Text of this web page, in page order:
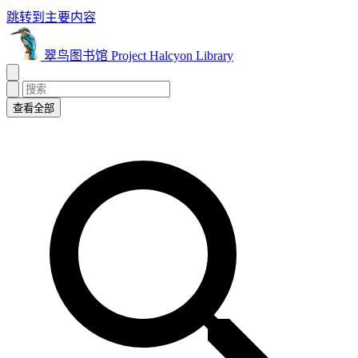
跳转到主要内容
翠鸟图书馆 Project Halcyon Library
查看全部